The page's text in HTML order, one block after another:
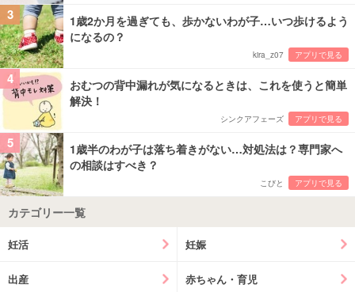
3
1歳2か月を過ぎても、歩かないわが子…いつ歩けるよう
になるの？
kira_z07 アプリで見る
4
おむつの背中漏れが気になるときは、これを使うと簡単
解決！
シンクアフェーズ アプリで見る
5
1歳半のわが子は落ち着きがない…対処法は？専門家へ
の相談はすべき？
こびと アプリで見る
カテゴリー一覧
妊活 妊娠
出産 赤ちゃん・育児